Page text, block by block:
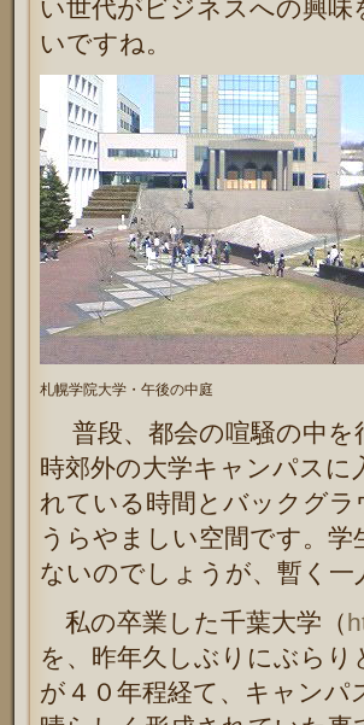
い世代がビジネスへの興
いですね。
札幌学院大学・午後の中庭
普段、都会の喧騒の中を
時郊外の大学キャンパス
れている時間とバックグ
うらやましい空間です。
ないのでしょうが、暫く
私の卒業した千葉大学（
を、昨年久しぶりにぶら
が４０年程経て、キャンパ